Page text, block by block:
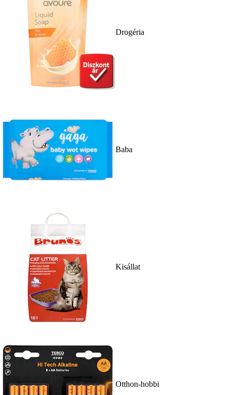
Drogéria
Baba
Kisállat
Otthon-hobbi